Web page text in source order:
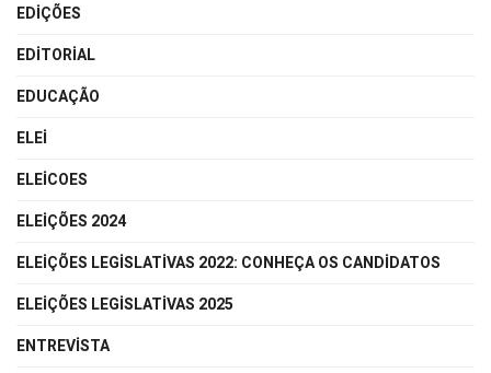
EDIÇÕES
EDITORIAL
EDUCAÇÃO
ELEI
ELEICOES
ELEIÇÕES 2024
ELEIÇÕES LEGISLATIVAS 2022: CONHEÇA OS CANDIDATOS
ELEIÇÕES LEGISLATIVAS 2025
ENTREVISTA